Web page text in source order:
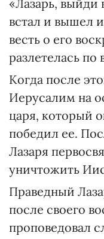
«Лазарь,
встал и вышел
весть о его
разлетелась по
Когда после
Иерусалим на
царя, который
победил ее.
Лазаря
уничтожить
Праведный
после своего
проповедовал